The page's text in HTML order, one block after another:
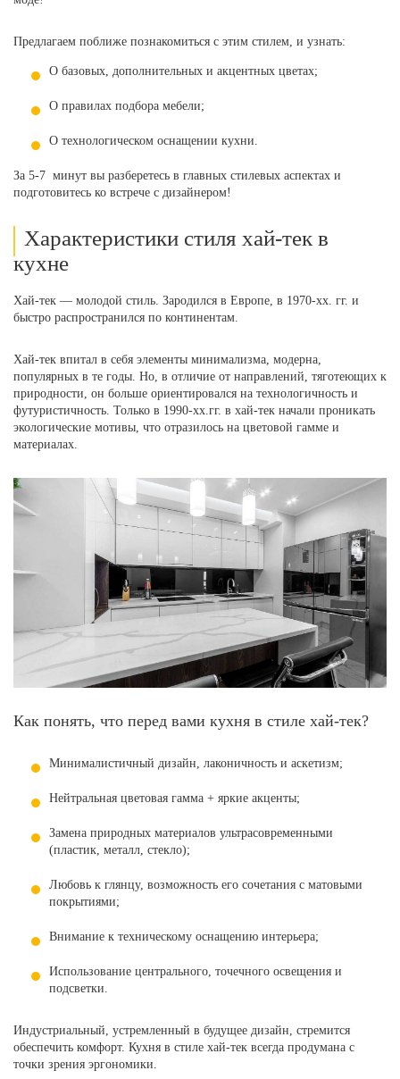
Предлагаем поближе познакомиться с этим стилем, и узнать:
О базовых, дополнительных и акцентных цветах;
О правилах подбора мебели;
О технологическом оснащении кухни.
За 5-7 минут вы разберетесь в главных стилевых аспектах и
подготовитесь ко встрече с дизайнером!
Характеристики стиля хай-тек в
кухне
Хай-тек — молодой стиль. Зародился в Европе, в 1970-хх. гг. и
быстро распространился по континентам.
Хай-тек впитал в себя элементы минимализма, модерна,
популярных в те годы. Но, в отличие от направлений, тяготеющих к
природности, он больше ориентировался на технологичность и
футуристичность. Только в 1990-хх.гг. в хай-тек начали проникать
экологические мотивы, что отразилось на цветовой гамме и
материалах.
Как понять, что перед вами кухня в стиле хай-тек?
Минималистичный дизайн, лаконичность и аскетизм;
Нейтральная цветовая гамма + яркие акценты;
Замена природных материалов ультрасовременными
(пластик, металл, стекло);
Любовь к глянцу, возможность его сочетания с матовыми
покрытиями;
Внимание к техническому оснащению интерьера;
Использование центрального, точечного освещения и
подсветки.
Индустриальный, устремленный в будущее дизайн, стремится
обеспечить комфорт. Кухня в стиле хай-тек всегда продумана с
точки зрения эргономики.